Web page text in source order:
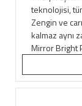
teknolojisi,
Zengin ve
kalmaz aynı
Mirror Bright